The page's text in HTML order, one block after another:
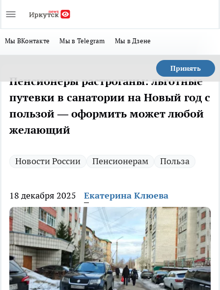
Мы ВКонтакте Мы в Telegram Мы в Дзене
Принять
Пенсионеры растроганы: льготные
путевки в санатории на Новый год с
пользой — оформить может любой
желающий
Новости России Пенсионерам Польза
18 декабря 2025 Екатерина Клюева